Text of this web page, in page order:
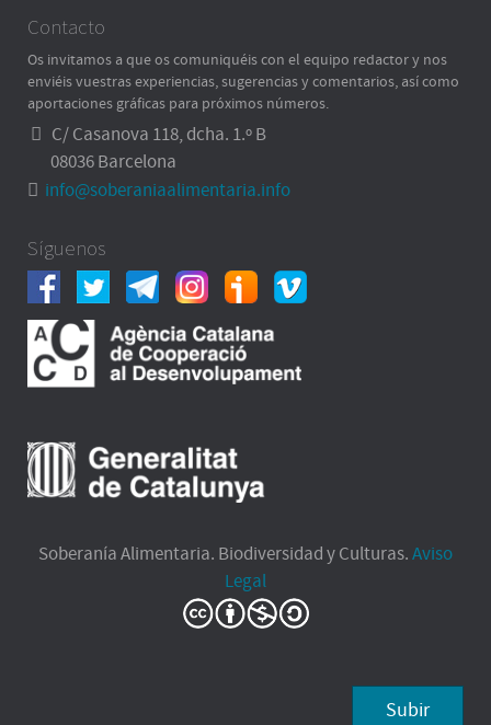
Contacto
Os invitamos a que os comuniquéis con el equipo redactor y nos
enviéis vuestras experiencias, sugerencias y comentarios, así como
aportaciones gráficas para próximos números.
C/ Casanova 118, dcha. 1.º B
08036 Barcelona
info@soberaniaalimentaria.info
Síguenos
Soberanía Alimentaria. Biodiversidad y Culturas.Aviso
Legal
Subir